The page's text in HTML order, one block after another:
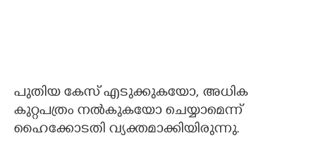
പുതിയ കേസ് എടുക്കുകയോ, അധിക
കുറ്റപത്രം നൽകുകയോ ചെയ്യാമെന്ന്
ഹൈക്കോടതി വ്യക്തമാക്കിയിരുന്നു.